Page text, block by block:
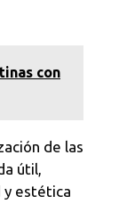
con
de las
útil,
y estética